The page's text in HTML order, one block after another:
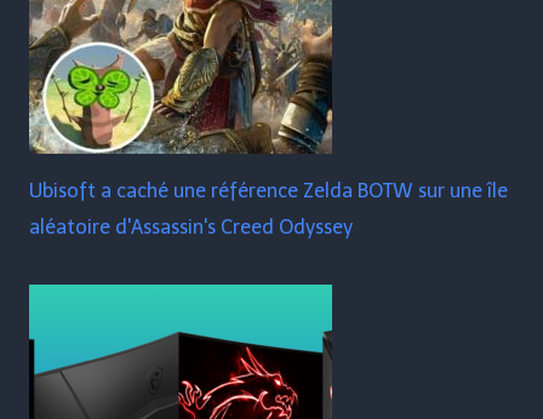
Ubisoft a caché une référence Zelda BOTW sur une île
aléatoire d'Assassin's Creed Odyssey